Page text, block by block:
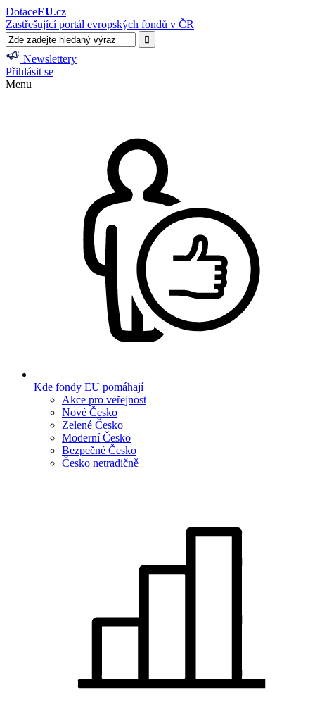
DotaceEU.cz
Zastřešující portál evropských fondů v ČR
Newslettery
Přihlásit se
Menu
Kde fondy EU pomáhají
Akce pro veřejnost
Nové Česko
Zelené Česko
Moderní Česko
Bezpečné Česko
Česko netradičně